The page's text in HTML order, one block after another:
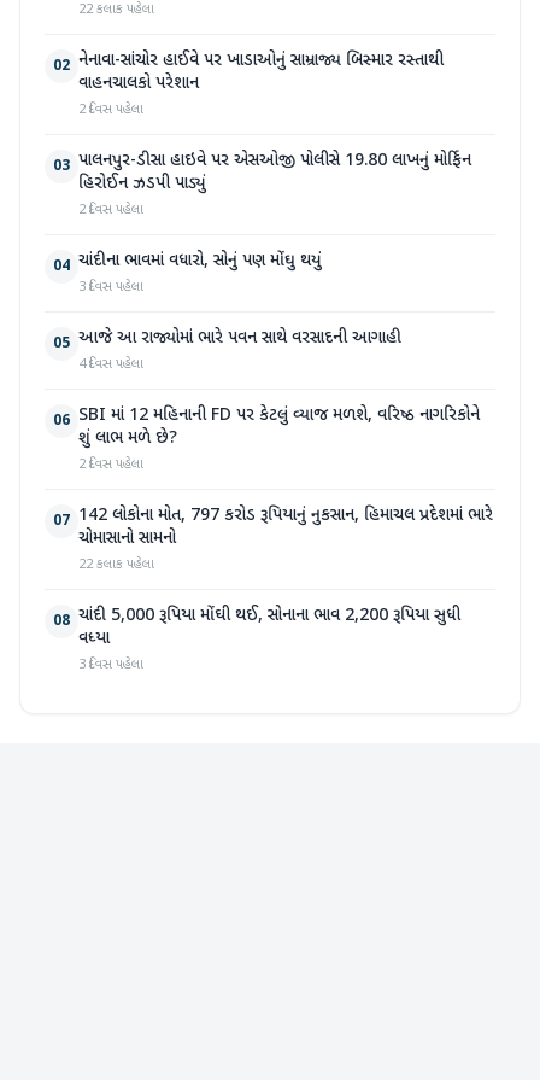
22 કલાક પહેલા
02 નેનાવા-સાંચોર હાઈવે પર ખાડાઓનું સામ્રાજ્ય બિસ્માર રસ્તાથી
વાહનચાલકો પરેશાન
2 દિવસ પહેલા
03 પાલનપુર-ડીસા હાઇવે પર એસઓજી પોલીસે 19.80 લાખનું મોર્ફિન
હિરોઈન ઝડપી પાડ્યું
2 દિવસ પહેલા
04 ચાંદીના ભાવમાં વધારો, સોનું પણ મોંઘુ થયું
3 દિવસ પહેલા
05 આજે આ રાજ્યોમાં ભારે પવન સાથે વરસાદની આગાહી
4 દિવસ પહેલા
06 SBI માં 12 મહિનાની FD પર કેટલું વ્યાજ મળશે, વરિષ્ઠ નાગરિકોને
શું લાભ મળે છે?
2 દિવસ પહેલા
07 142 લોકોના મોત, 797 કરોડ રૂપિયાનું નુકસાન, હિમાચલ પ્રદેશમાં ભારે
ચોમાસાનો સામનો
22 કલાક પહેલા
08 ચાંદી 5,000 રૂપિયા મોંઘી થઈ, સોનાના ભાવ 2,200 રૂપિયા સુધી
વધ્યા
3 દિવસ પહેલા